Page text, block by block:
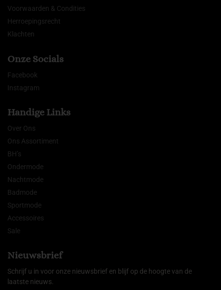
Voorwaarden & Condities
Herroepingsrecht
Klachten
Onze Socials
Facebook
Instagram
Handige Links
Over Ons
Ons Assortiment
BH’s
Ondermode
Nachtmode
Badmode
Sportmode
Accessoires
Sale
Nieuwsbrief
Schrijf u in voor onze nieuwsbrief en blijf op de hoogte van de
laatste nieuws.